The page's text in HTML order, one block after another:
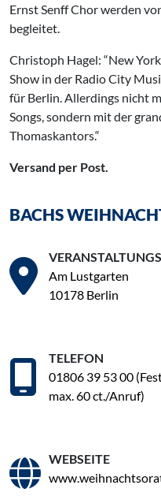
Ernst Senff Chor werden
begleitet.
Christoph Hagel: “New
Show in der Radio City
für Berlin. Allerdings nicht
Songs, sondern mit der
Thomaskantors.“
Versand per Post.
BACHS
Am Lustgarten
10178 Berlin
TELEFON
01806 39 53 00
max. 60 ct./Anruf)
WEBSEITE